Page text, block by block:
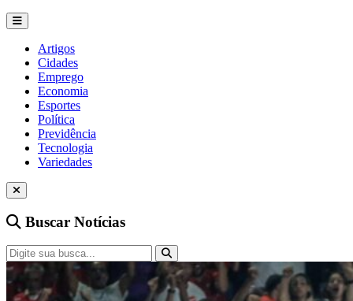
Artigos
Cidades
Emprego
Economia
Esportes
Política
Previdência
Tecnologia
Variedades
Buscar Notícias